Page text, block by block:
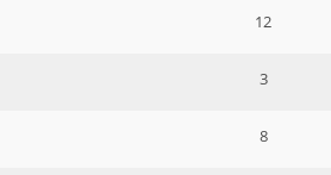
12
3
8